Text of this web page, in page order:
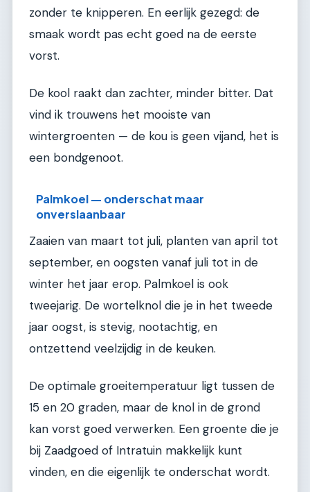
zonder te knipperen. En eerlijk gezegd: de
smaak wordt pas echt goed na de eerste
vorst.
De kool raakt dan zachter, minder bitter. Dat
vind ik trouwens het mooiste van
wintergroenten — de kou is geen vijand, het is
een bondgenoot.
Palmkoel — onderschat maar
onverslaanbaar
Zaaien van maart tot juli, planten van april tot
september, en oogsten vanaf juli tot in de
winter het jaar erop. Palmkoel is ook
tweejarig. De wortelknol die je in het tweede
jaar oogst, is stevig, nootachtig, en
ontzettend veelzijdig in de keuken.
De optimale groeitemperatuur ligt tussen de
15 en 20 graden, maar de knol in de grond
kan vorst goed verwerken. Een groente die je
bij Zaadgoed of Intratuin makkelijk kunt
vinden, en die eigenlijk te onderschat wordt.